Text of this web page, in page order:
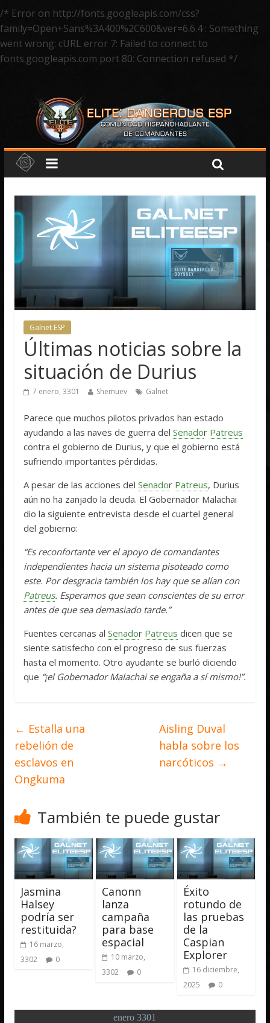
/* Error on http://fonts.googleapis.com/css?
family=Open+Sans%3A400%2C600&ver=6.6.4 : Something
went wrong: cURL error 7: Failed to connect to
fonts.googleapis.com port 80: Connection refused */
Galnet ESP
Últimas noticias sobre la
situación de Durius
7 enero, 3301 Shemuev Galnet
Parece que muchos pilotos privados han estado
ayudando a las naves de guerra delSenador Patreus
contra el gobierno de Durius, y que el gobierno está
sufriendo importantes pérdidas.
A pesar de las acciones delSenador Patreus, Durius
aún no ha zanjado la deuda. El Gobernador Malachai
dio la siguiente entrevista desde el cuartel general
del gobierno:
“Es reconfortante ver el apoyo de comandantes
independientes hacia un sistema pisoteado como
este. Por desgracia también los hay que se alían con
Patreus. Esperamos que sean conscientes de su error
antes de que sea demasiado tarde.”
Fuentes cercanas alSenador Patreus dicen que se
siente satisfecho con el progreso de sus fuerzas
hasta el momento. Otro ayudante se burló diciendo
que “¡el Gobernador Malachai se engaña a sí mismo!”.
← Estalla una
rebelión de
esclavos en
Ongkuma
Aisling Duval
habla sobre los
narcóticos →
También te puede gustar
Jasmina
Halsey
podría ser
restituida?
16 marzo,
3302
0
Canonn
lanza
campaña
para base
espacial
10 marzo,
3302
0
Éxito
rotundo de
las pruebas
de la
Caspian
Explorer
16 diciembre,
2025
0
enero 3301